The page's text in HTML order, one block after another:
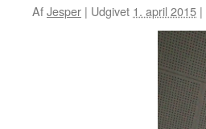
AfJesper | Udgivet 1. april 2015 |